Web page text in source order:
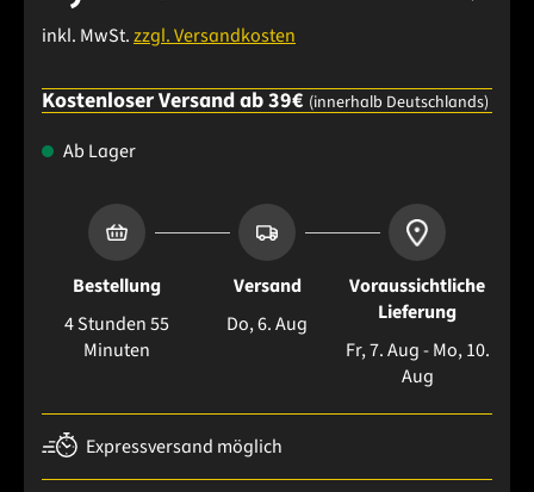
inkl. MwSt.zzgl. Versandkosten
Kostenloser Versand ab 39€ (innerhalb Deutschlands)
Ab Lager
Bestellung
4 Stunden 55
Minuten
Versand
Do, 6. Aug
Voraussichtliche
Lieferung
Fr, 7. Aug - Mo, 10.
Aug
Expressversand möglich